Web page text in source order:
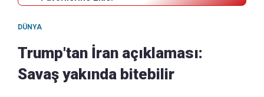
DÜNYA
Trump'tan İran açıklaması:
Savaş yakında bitebilir